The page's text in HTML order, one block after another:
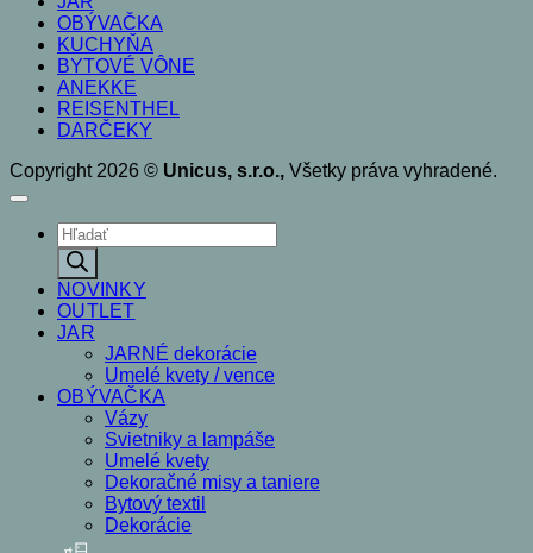
OBÝVAČKA
KUCHYŇA
BYTOVÉ VÔNE
ANEKKE
REISENTHEL
DARČEKY
Copyright 2026 © Unicus, s.r.o., Všetky práva vyhradené.
Products
search
NOVINKY
OUTLET
JAR
JARNÉ dekorácie
Umelé kvety / vence
OBÝVAČKA
Vázy
Svietniky a lampáše
Umelé kvety
Dekoračné misy a taniere
Bytový textil
Dekorácie